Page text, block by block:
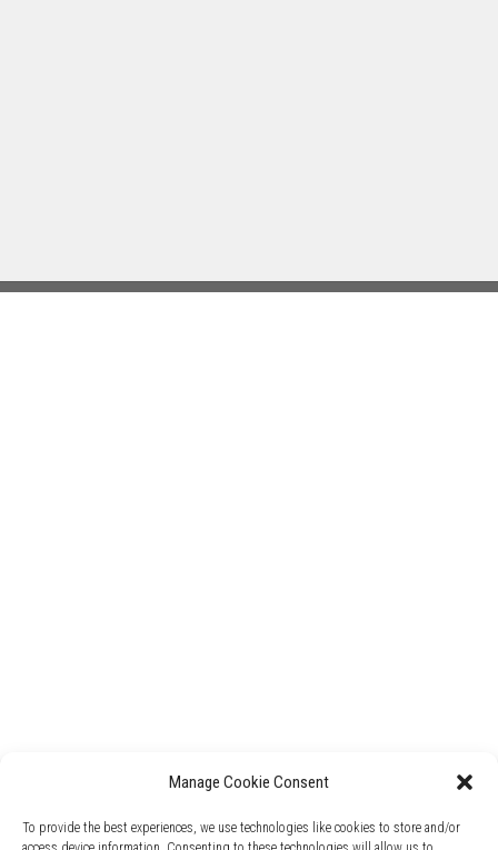
Manage Cookie Consent
To provide the best experiences, we use technologies like cookies to store and/or